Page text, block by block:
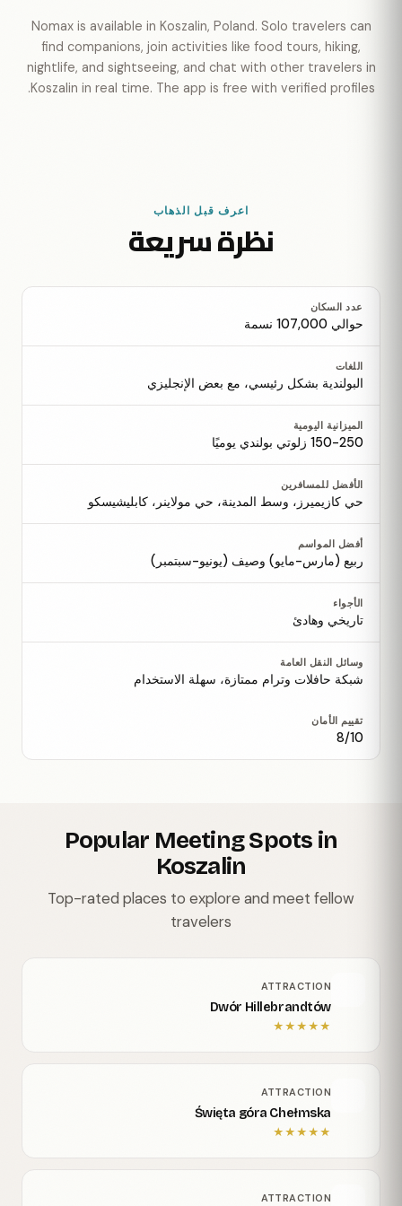
Nomax is available in Koszalin, Poland. Solo travelers can
find companions, join activities like food tours, hiking,
nightlife, and sightseeing, and chat with other travelers in
Koszalin in real time. The app is free with verified profiles.
اعرف قبل الذهاب
نظرة سريعة
عدد السكان
حوالي 107,000 نسمة
اللغات
البولندية بشكل رئيسي، مع بعض الإنجليزي
الميزانية اليومية
150-250 زلوتي بولندي يوميًا
الأفضل للمسافرين
حي كازيميرز، وسط المدينة، حي مولاينر، كابليشيسكو
أفضل المواسم
ربيع (مارس-مايو) وصيف (يونيو-سبتمبر)
الأجواء
تاريخي وهادئ
وسائل النقل العامة
شبكة حافلات وترام ممتازة، سهلة الاستخدام
تقييم الأمان
8/10
Popular Meeting Spots in
Koszalin
Top-rated places to explore and meet fellow
travelers
ATTRACTION
Dwór Hillebrandtów
★
★
★
★
★
ATTRACTION
Święta góra Chełmska
★
★
★
★
★
ATTRACTION